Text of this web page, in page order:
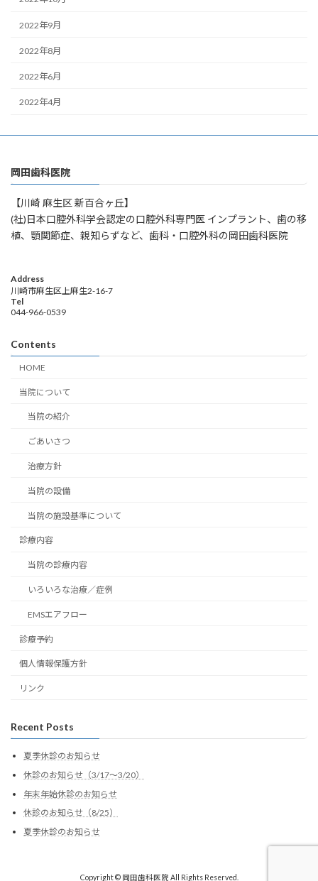
2022年9月
2022年8月
2022年6月
2022年4月
岡田歯科医院
【川崎 麻生区 新百合ヶ丘】
(社)日本口腔外科学会認定の口腔外科専門医 インプラント、歯の移
植、顎関節症、親知らずなど、歯科・口腔外科の岡田歯科医院
Address
川崎市麻生区上麻生2-16-7
Tel
044-966-0539
Contents
HOME
当院について
当院の紹介
ごあいさつ
治療方針
当院の設備
当院の施設基準について
診療内容
当院の診療内容
いろいろな治療／症例
EMSエアフロー
診療予約
個人情報保護方針
リンク
Recent Posts
夏季休診のお知らせ
休診のお知らせ（3/17～3/20）
年末年始休診のお知らせ
休診のお知らせ（8/25）
夏季休診のお知らせ
Copyright © 岡田歯科医院 All Rights Reserved.